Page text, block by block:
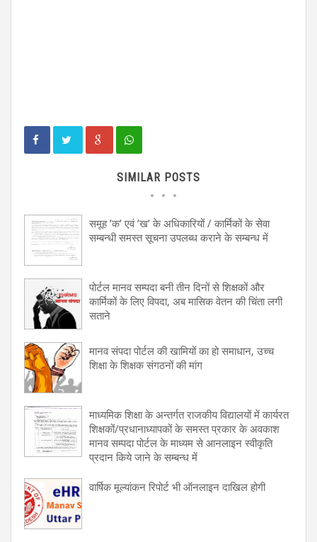
SIMILAR POSTS
समूह ’क’ एवं ’ख’ के अधिकारियों / कार्मिकों के सेवा
सम्बन्धी समस्त सूचना उपलब्ध कराने के सम्बन्ध में
पोर्टल मानव सम्पदा बनी तीन दिनों से शिक्षकों और
कार्मिकों के लिए विपदा, अब मासिक वेतन की चिंता लगी
सताने
मानव संपदा पोर्टल की खामियों का हो समाधान, उच्च
शिक्षा के शिक्षक संगठनों की मांग
माध्यमिक शिक्षा के अन्तर्गत राजकीय विद्यालयों में कार्यरत
शिक्षकों/प्रधानाध्यापकों के समस्त प्रकार के अवकाश
मानव सम्पदा पोर्टल के माध्यम से आनलाइन स्वीकृति
प्रदान किये जाने के सम्बन्ध में
वार्षिक मूल्यांकन रिपोर्ट भी ऑनलाइन दाखिल होगी